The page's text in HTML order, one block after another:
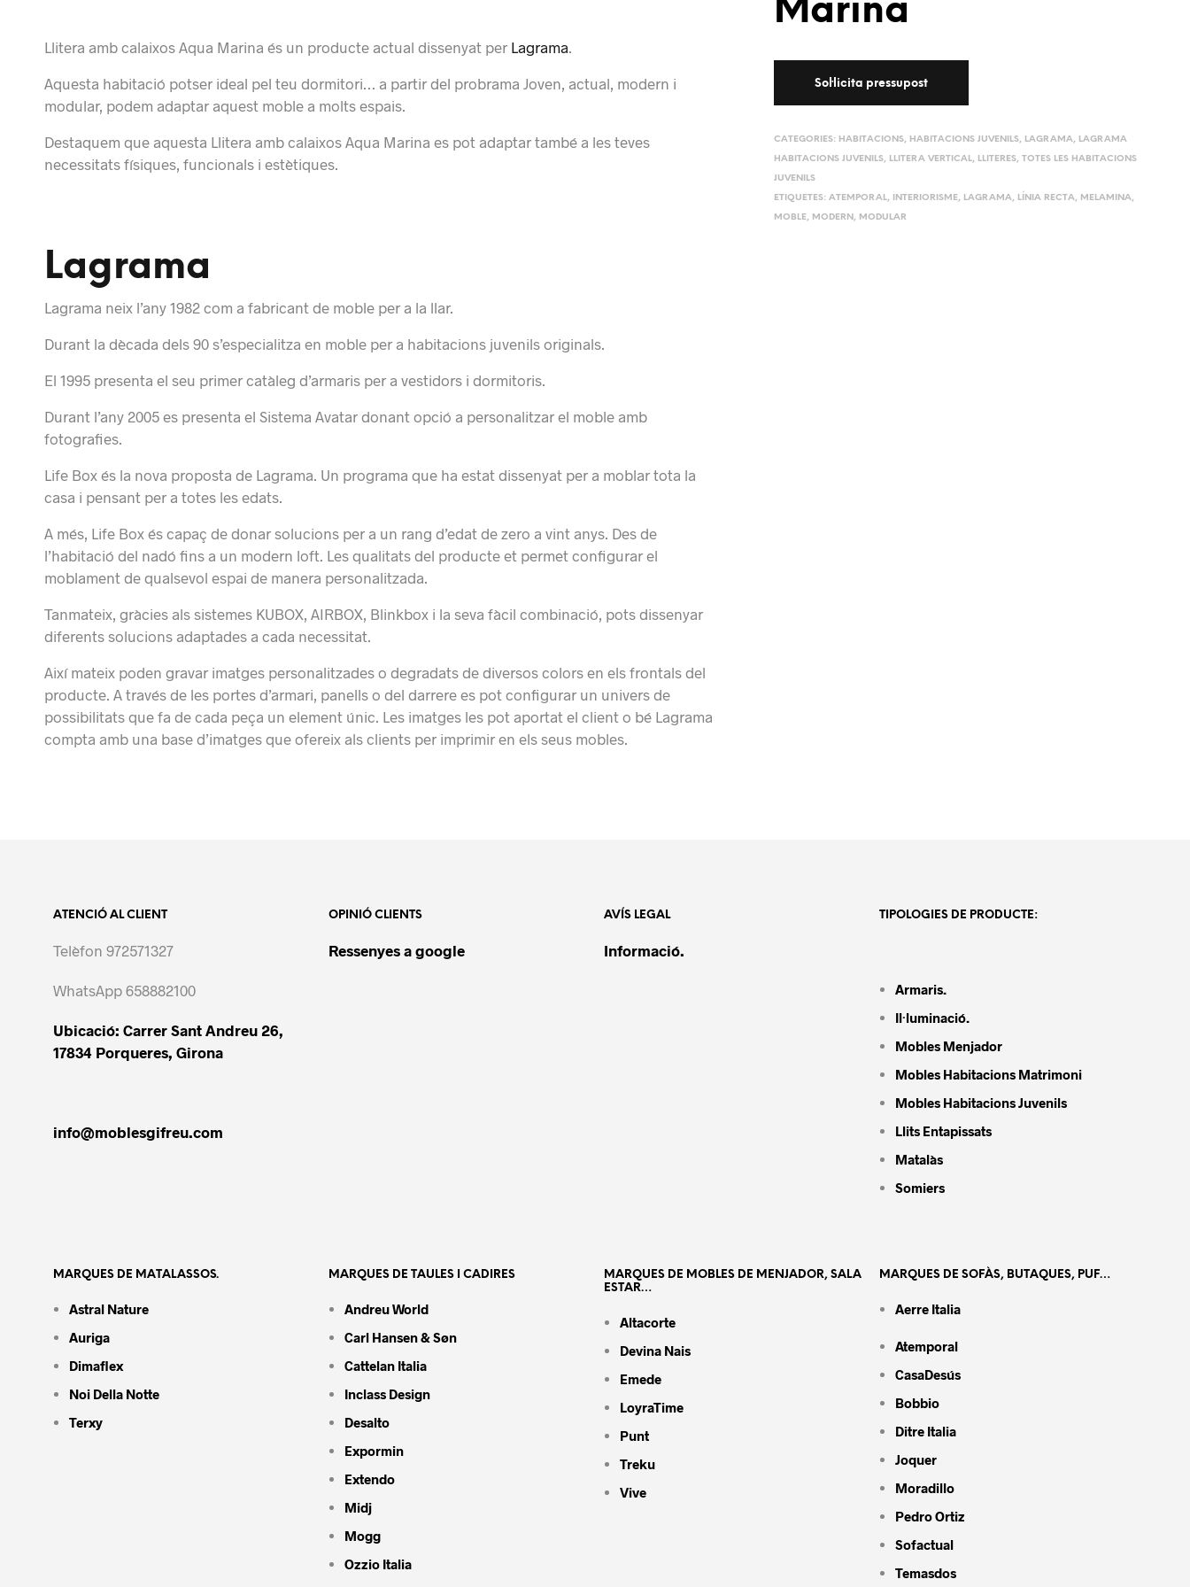
Marina
CATEGORIES: HABITACIONS, HABITACIONS JUVENILS, LAGRAMA, LAGRAMA
HABITACIONS JUVENILS, LLITERA VERTICAL, LLITERES, TOTES LES HABITACIONS
JUVENILS
ETIQUETES: ATEMPORAL, INTERIORISME, LAGRAMA, LÍNIA RECTA, MELAMINA,
MOBLE, MODERN, MODULAR
Llitera amb calaixos Aqua Marina és un producte actual dissenyat per Lagrama.
Aquesta habitació potser ideal pel teu dormitori… a partir del probrama Joven, actual, modern i
modular, podem adaptar aquest moble a molts espais.
Destaquem que aquesta Llitera amb calaixos Aqua Marina es pot adaptar també a les teves
necessitats físiques, funcionals i estètiques.
Lagrama
Lagrama neix l’any 1982 com a fabricant de moble per a la llar.
Durant la dècada dels 90 s’especialitza en moble per a habitacions juvenils originals.
El 1995 presenta el seu primer catàleg d’armaris per a vestidors i dormitoris.
Durant l’any 2005 es presenta el Sistema Avatar donant opció a personalitzar el moble amb
fotografies.
Life Box és la nova proposta de Lagrama. Un programa que ha estat dissenyat per a moblar tota la
casa i pensant per a totes les edats.
A més, Life Box és capaç de donar solucions per a un rang d’edat de zero a vint anys. Des de
l’habitació del nadó fins a un modern loft. Les qualitats del producte et permet configurar el
moblament de qualsevol espai de manera personalitzada.
Tanmateix, gràcies als sistemes KUBOX, AIRBOX, Blinkbox i la seva fàcil combinació, pots dissenyar
diferents solucions adaptades a cada necessitat.
Així mateix poden gravar imatges personalitzades o degradats de diversos colors en els frontals del
producte. A través de les portes d’armari, panells o del darrere es pot configurar un univers de
possibilitats que fa de cada peça un element únic. Les imatges les pot aportat el client o bé Lagrama
compta amb una base d’imatges que ofereix als clients per imprimir en els seus mobles.
ATENCIÓ AL CLIENT
Telèfon 972571327
WhatsApp 658882100
Ubicació: Carrer Sant Andreu 26,
17834 Porqueres, Girona
info@moblesgifreu.com
OPINIÓ CLIENTS
Ressenyes a google
AVÍS LEGAL
Informació.
TIPOLOGIES DE PRODUCTE:
Armaris.
Il·luminació.
Mobles Menjador
Mobles Habitacions Matrimoni
Mobles Habitacions Juvenils
Llits Entapissats
Matalàs
Somiers
MARQUES DE MATALASSOS.
Astral Nature
Auriga
Dimaflex
Noi Della Notte
Terxy
MARQUES DE TAULES I CADIRES
Andreu World
Carl Hansen & Søn
Cattelan Italia
Inclass Design
Desalto
Expormin
Extendo
Midj
Mogg
Ozzio Italia
MARQUES DE MOBLES DE MENJADOR, SALA
ESTAR…
Altacorte
Devina Nais
Emede
LoyraTime
Punt
Treku
Vive
MARQUES DE SOFÀS, BUTAQUES, PUF…
Aerre Italia
Atemporal
CasaDesús
Bobbio
Ditre Italia
Joquer
Moradillo
Pedro Ortiz
Sofactual
Temasdos